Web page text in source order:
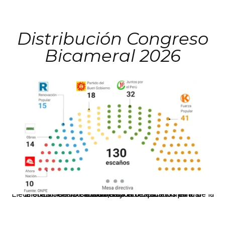
Distribución Congreso
Bicameral 2026
El JNE oficializó la distribución de escaños para la elección de 60 senadores y 130 diputados en las Elecciones Generales 2026, tras el restablecimiento de la Bicameralidad.